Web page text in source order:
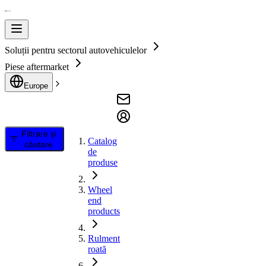
Soluții pentru sectorul autovehiculelor
Piese aftermarket
Europe
Filtrare și
căutare
Catalog
de
produse
Wheel
end
products
Rulment
roată